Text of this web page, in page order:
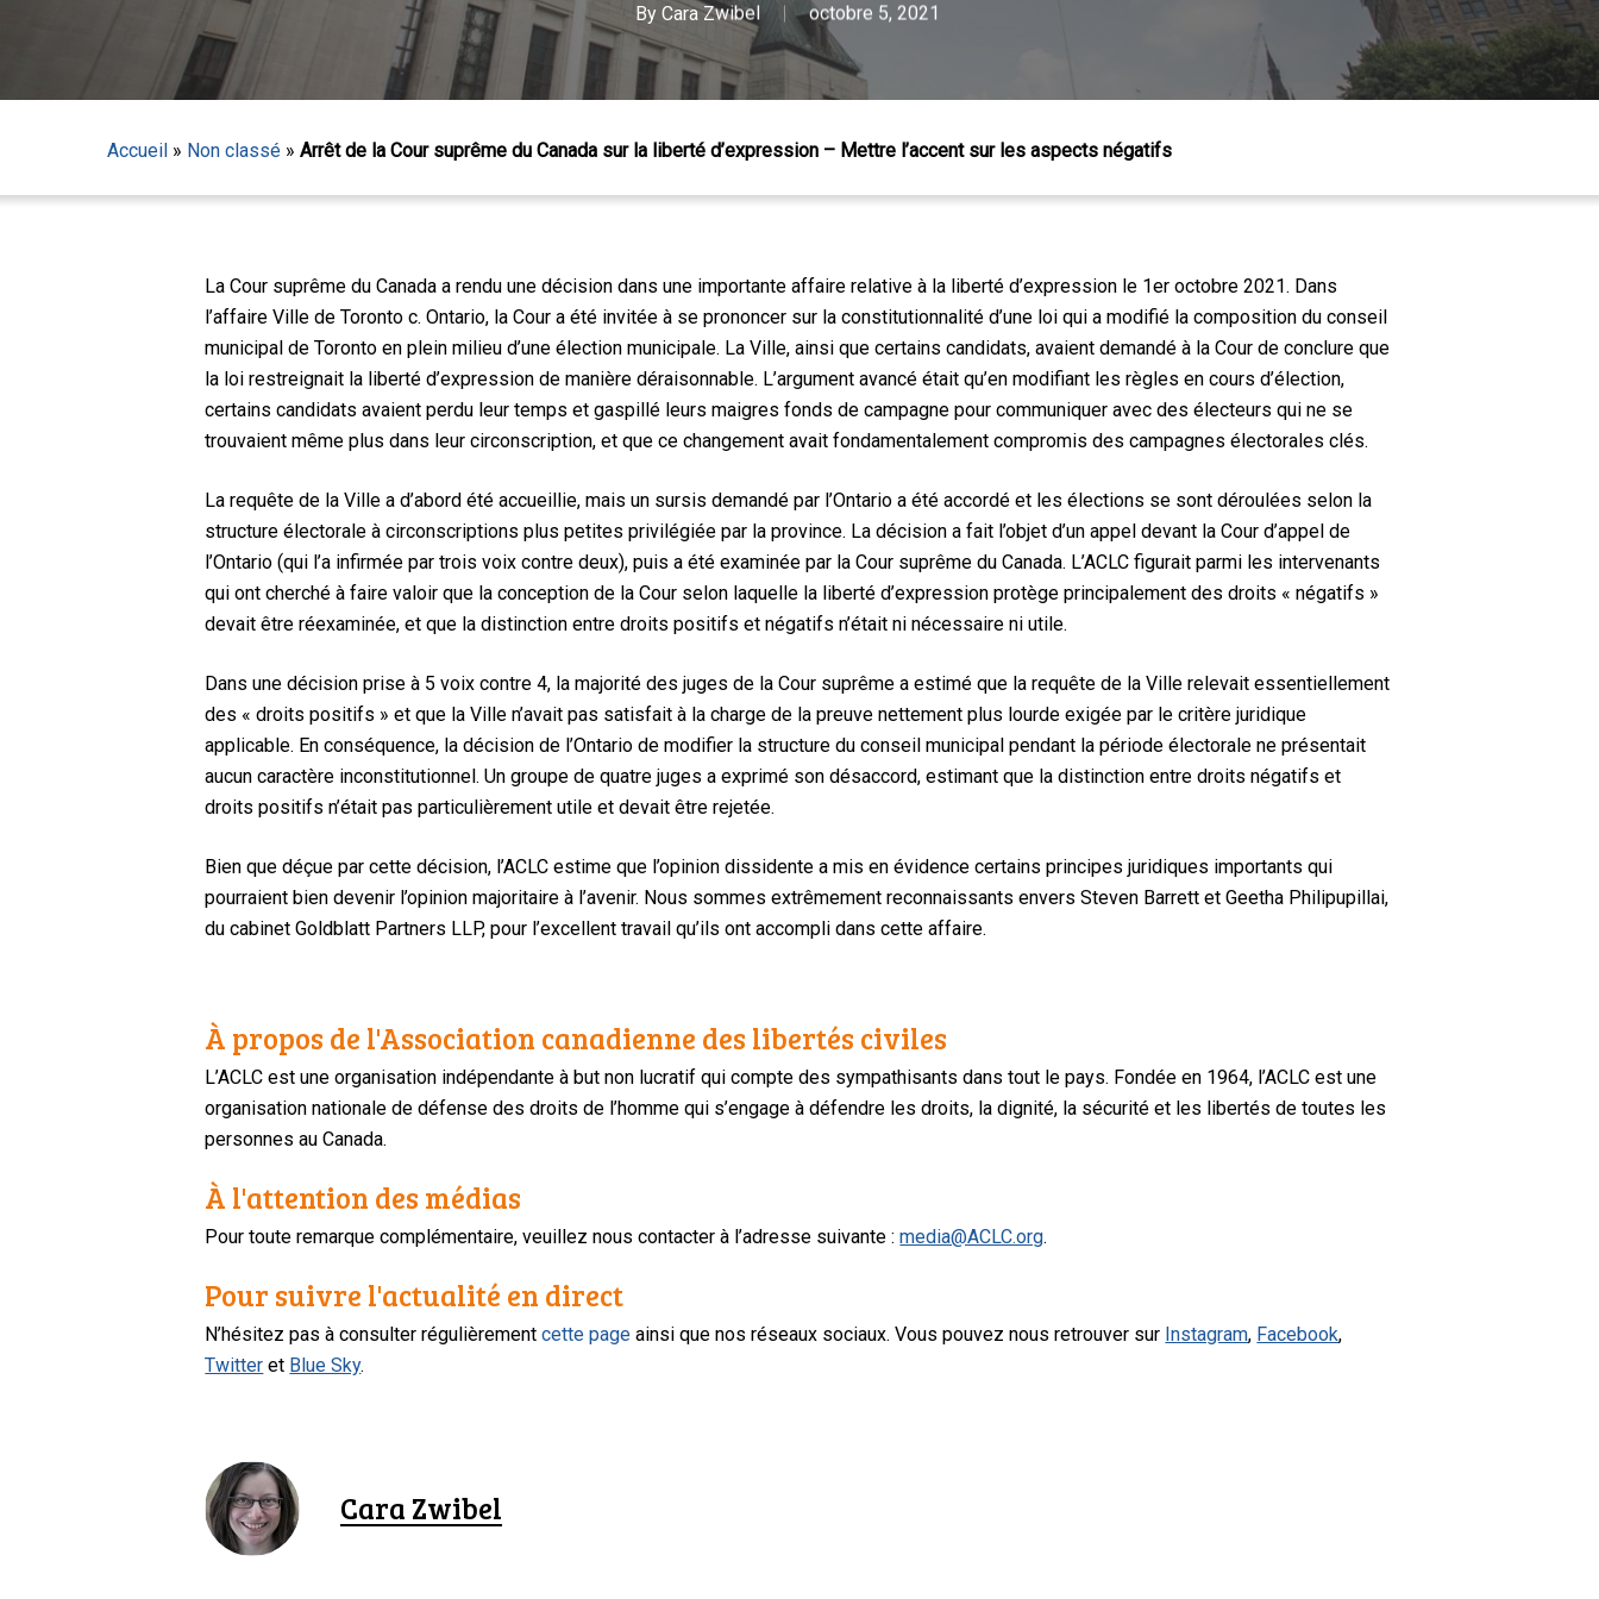
Appuyez sur Entrée pour lancer la recherche ou sur Échap pour fermer
By Cara Zwibel octobre 5, 2021
Accueil » Non classé » Arrêt de la Cour suprême du Canada sur la liberté d’expression – Mettre l’accent sur les aspects négatifs
La Cour suprême du Canada a rendu une décision dans une importante affaire relative à la liberté d’expression le 1er octobre 2021. Dans
l’affaire Ville de Toronto c. Ontario, la Cour a été invitée à se prononcer sur la constitutionnalité d’une loi qui a modifié la composition du conseil
municipal de Toronto en plein milieu d’une élection municipale. La Ville, ainsi que certains candidats, avaient demandé à la Cour de conclure que
la loi restreignait la liberté d’expression de manière déraisonnable. L’argument avancé était qu’en modifiant les règles en cours d’élection,
certains candidats avaient perdu leur temps et gaspillé leurs maigres fonds de campagne pour communiquer avec des électeurs qui ne se
trouvaient même plus dans leur circonscription, et que ce changement avait fondamentalement compromis des campagnes électorales clés.
La requête de la Ville a d’abord été accueillie, mais un sursis demandé par l’Ontario a été accordé et les élections se sont déroulées selon la
structure électorale à circonscriptions plus petites privilégiée par la province. La décision a fait l’objet d’un appel devant la Cour d’appel de
l’Ontario (qui l’a infirmée par trois voix contre deux), puis a été examinée par la Cour suprême du Canada. L’ACLC figurait parmi les intervenants
qui ont cherché à faire valoir que la conception de la Cour selon laquelle la liberté d’expression protège principalement des droits « négatifs »
devait être réexaminée, et que la distinction entre droits positifs et négatifs n’était ni nécessaire ni utile.
Dans une décision prise à 5 voix contre 4, la majorité des juges de la Cour suprême a estimé que la requête de la Ville relevait essentiellement
des « droits positifs » et que la Ville n’avait pas satisfait à la charge de la preuve nettement plus lourde exigée par le critère juridique
applicable. En conséquence, la décision de l’Ontario de modifier la structure du conseil municipal pendant la période électorale ne présentait
aucun caractère inconstitutionnel. Un groupe de quatre juges a exprimé son désaccord, estimant que la distinction entre droits négatifs et
droits positifs n’était pas particulièrement utile et devait être rejetée.
Bien que déçue par cette décision, l’ACLC estime que l’opinion dissidente a mis en évidence certains principes juridiques importants qui
pourraient bien devenir l’opinion majoritaire à l’avenir. Nous sommes extrêmement reconnaissants envers Steven Barrett et Geetha Philipupillai,
du cabinet Goldblatt Partners LLP, pour l’excellent travail qu’ils ont accompli dans cette affaire.
À propos de l'Association canadienne des libertés civiles
L’ACLC est une organisation indépendante à but non lucratif qui compte des sympathisants dans tout le pays. Fondée en 1964, l’ACLC est une
organisation nationale de défense des droits de l’homme qui s’engage à défendre les droits, la dignité, la sécurité et les libertés de toutes les
personnes au Canada.
À l'attention des médias
Pour toute remarque complémentaire, veuillez nous contacter à l’adresse suivante :media@ACLC.org.
Pour suivre l'actualité en direct
N’hésitez pas à consulter régulièrementcette page ainsi que nos réseaux sociaux. Vous pouvez nous retrouver sur Instagram, Facebook,
Twitter et Blue Sky.
Cara Zwibel